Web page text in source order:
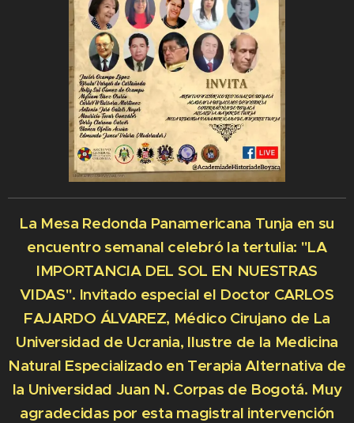
La Mesa Redonda Panamericana Tunja en su
encuentro semanal celebró la tertulia: "LA
IMPORTANCIA DEL SOL EN NUESTRAS
VIDAS". Invitado especial el Doctor CARLOS
FAJARDO ÁLVAREZ, Médico Cirujano de La
Universidad de Ucrania, Ilustre de la Medicina
Natural Especializado en Terapia Alternativa de
la Universidad Juan N. Corpas de Bogotá. Muy
agradecidas por esta magistral intervención